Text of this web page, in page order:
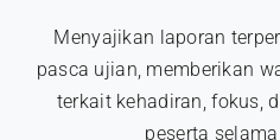
Menyajikan laporan
pasca ujian, memberikan
terkait kehadiran, fokus,
peserta